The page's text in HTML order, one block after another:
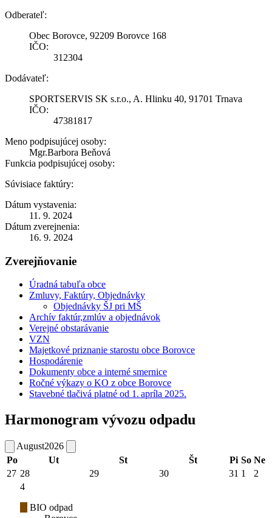
Odberateľ:
Obec Borovce, 92209 Borovce 168
IČO:
312304
Dodávateľ:
SPORTSERVIS SK s.r.o., A. Hlinku 40, 91701 Trnava
IČO:
47381817
Meno podpisujúcej osoby:
Mgr.Barbora Beňová
Funkcia podpisujúcej osoby:
Súvisiace faktúry:
Dátum vystavenia:
11. 9. 2024
Dátum zverejnenia:
16. 9. 2024
Zverejňovanie
Úradná tabuľa obce
Zmluvy, Faktúry, Objednávky
Objednávky ŠJ pri MŠ
Archív faktúr,zmlúv a objednávok
Verejné obstarávanie
VZN
Majetkové priznanie starostu obce Borovce
Hospodárenie
Dokumenty obce a interné smernice
Ročné výkazy o KO z obce Borovce
Stavebné tlačivá platné od 1. apríla 2025.
Harmonogram vývozu odpadu
August2026
Po
Ut St Št Pi So Ne
27 28 29 30 31 1
2
4
BIO odpad